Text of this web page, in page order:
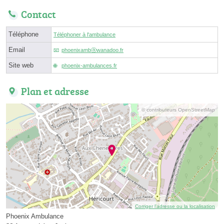
Contact
Téléphone Téléphoner à l'ambulance
Email phoenixambⓐwanadoo.fr
Site web phoenix-ambulances.fr
Plan et adresse
© contributeurs OpenStreetMap
Corriger l’adresse ou la localisation
Phoenix Ambulance